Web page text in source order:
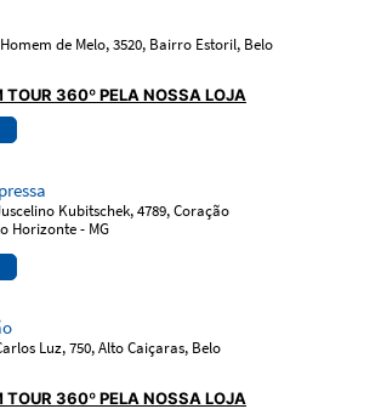
de Melo, 3520, Bairro Estoril, Belo
TOUR 360º PELA NOSSA LOJA
Kubitschek, 4789, Coração
Horizonte - MG
Luz, 750, Alto Caiçaras, Belo
TOUR 360º PELA NOSSA LOJA